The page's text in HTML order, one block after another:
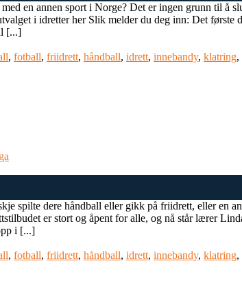
en annen sport i Norge? Det er ingen grunn til å
i idretter her Slik melder du deg inn: Det første
[...]
, fotball, friidrett, håndball, idrett, innebandy, klatring,
spilte dere håndball eller gikk på friidrett, eller en
er stort og åpent for alle, og nå står lærer
i [...]
, fotball, friidrett, håndball, idrett, innebandy, klatring,